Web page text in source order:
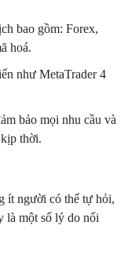
bao gồm: Forex,
hoá.
như MetaTrader 4
bảo mọi nhu cầu và
thời.
ít người có thể tự hỏi,
là một số lý do nổi